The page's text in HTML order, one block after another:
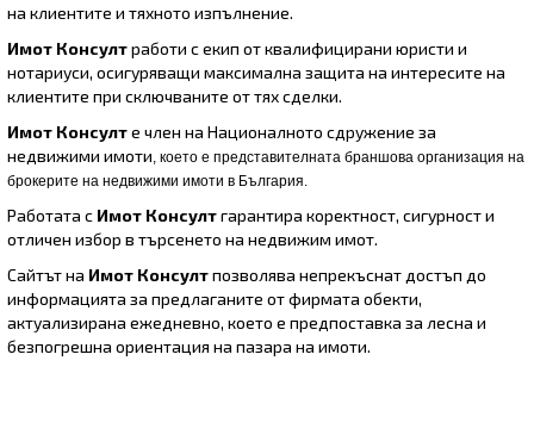
на клиентите и тяхното изпълнение.
Имот Консултработи с екип от квалифицирани юристи и
нотариуси, осигуряващи максимална защита на интересите на
клиентите при сключваните от тях сделки.
Имот Консулте член на Националното сдружение за
недвижими имоти, което е представителнaта браншова организация на
брокерите на недвижими имоти в България.
Работата с Имот Консултгарантира коректност, сигурност и
отличен избор в търсенето на недвижим имот.
Сайтът на Имот Консултпозволява непрекъснат достъп до
информацията за предлаганите от фирмата обекти,
актуализирана ежедневно, което е предпоставка за лесна и
безпогрешна ориентация на пазара на имоти.